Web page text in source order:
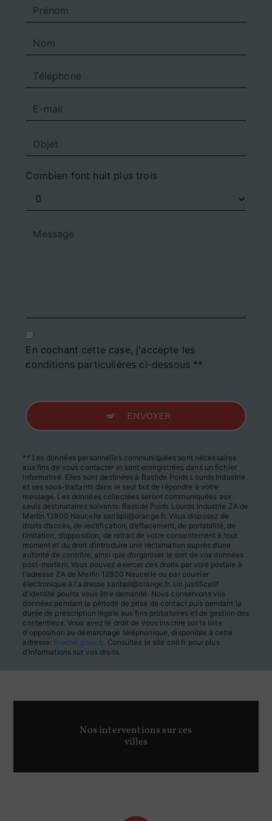
Combien font huit plus trois
En cochant cette case, j'accepte les
conditions particulières ci-dessous **
ENVOYER
** Les données personnelles communiquées sont nécessaires
aux fins de vous contacter et sont enregistrées dans un fichier
informatisé. Elles sont destinées à Bastide Poids Lourds Industrie
et ses sous-traitants dans le seul but de répondre à votre
message. Les données collectées seront communiquées aux
seuls destinataires suivants: Bastide Poids Lourds Industrie ZA de
Merlin 12800 Naucelle sarlbpli@orange.fr. Vous disposez de
droits d’accès, de rectification, d’effacement, de portabilité, de
limitation, d’opposition, de retrait de votre consentement à tout
moment et du droit d’introduire une réclamation auprès d’une
autorité de contrôle, ainsi que d’organiser le sort de vos données
post-mortem. Vous pouvez exercer ces droits par voie postale à
l'adresse ZA de Merlin 12800 Naucelle ou par courrier
électronique à l'adresse sarlbpli@orange.fr. Un justificatif
d'identité pourra vous être demandé. Nous conservons vos
données pendant la période de prise de contact puis pendant la
durée de prescription légale aux fins probatoires et de gestion des
contentieux. Vous avez le droit de vous inscrire sur la liste
d'opposition au démarchage téléphonique, disponible à cette
adresse: Bloctel.gouv.fr. Consultez le site cnil.fr pour plus
d’informations sur vos droits.
Nos interventions sur ces
villes